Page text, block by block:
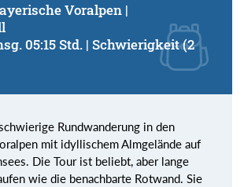
Voralpen |
05:15 Std. | Schwierigkeit (2
Rundwanderung in den
mit idyllischem Almgelände auf
Die Tour ist beliebt, aber lange
wie die benachbarte Rotwand. Sie